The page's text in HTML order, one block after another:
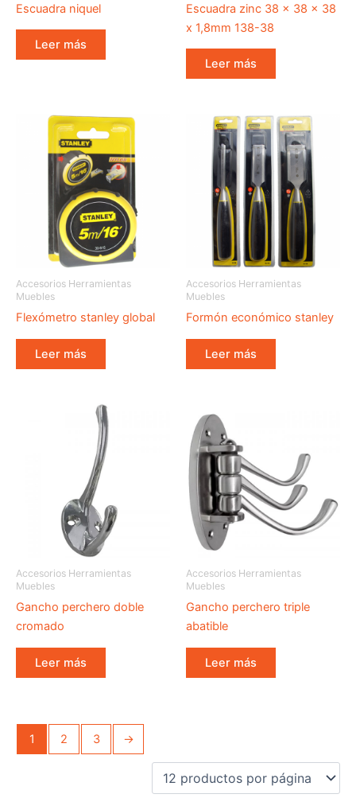
Escuadra niquel
Leer más
Escuadra zinc 38 x 38 x 38
x 1,8mm 138-38
Leer más
Accesorios Herramientas
Muebles
Flexómetro stanley global
Leer más
Accesorios Herramientas
Muebles
Formón económico stanley
Leer más
Accesorios Herramientas
Muebles
Gancho perchero doble
cromado
Leer más
Accesorios Herramientas
Muebles
Gancho perchero triple
abatible
Leer más
1 2 3 →